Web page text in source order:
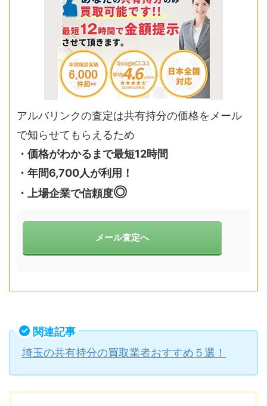
アルバリンクの査定は共有持分の価格をメール
で知らせてもらえるため
・価格がわかるまで最短12時間
・年間6,700人が利用！
・上場企業で信頼度◎
メール査定へ
関連記事
埼玉の共有持分の買取業者おすすめ５選！